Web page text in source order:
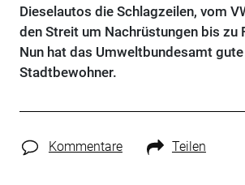
Dieselautos die Schlagzeilen, vom
den Streit um Nachrüstungen bis zu
Nun hat das Umweltbundesamt
Stadtbewohner.
Kommentare Teilen